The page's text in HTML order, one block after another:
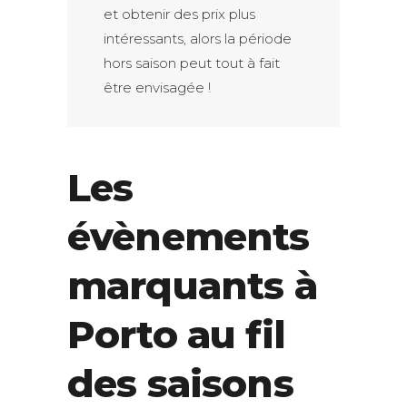
et obtenir des prix plus
intéressants, alors la période
hors saison peut tout à fait
être envisagée !
Les
évènements
marquants à
Porto au fil
des saisons